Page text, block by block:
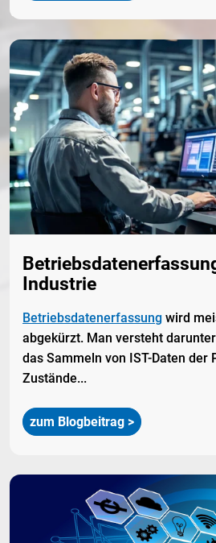
Industrie
Betriebsdatenerfassung wird
abgekürzt. Man versteht
das Sammeln von IST-Daten der
Zustände...
zum Blogbeitrag >